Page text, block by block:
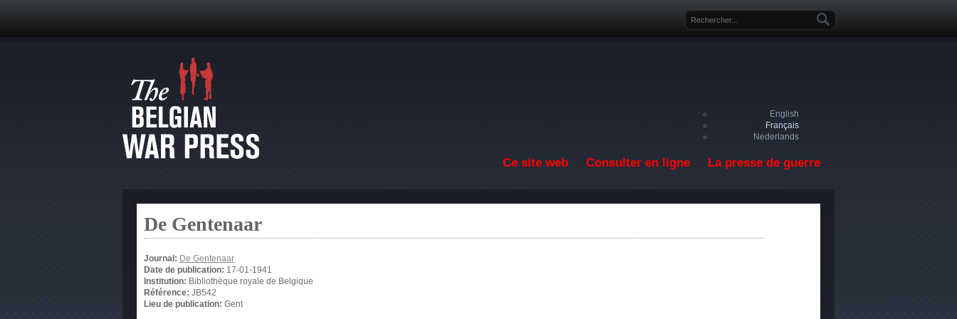
Formulaire de recherche
English
Français
Nederlands
Ce site web Consulter en ligne La presse de guerre
De Gentenaar
Journal: De Gentenaar
Date de publication: 17-01-1941
Institution: Bibliothèque royale de Belgique
Référence: JB542
Lieu de publication: Gent